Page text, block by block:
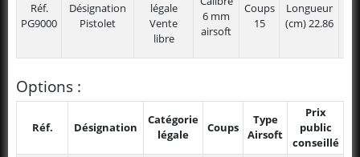
Réf.
PG9000
Désignation
Pistolet
légale
Vente
libre
6 mm
airsoft
Coups
15
Longueur
(cm)22.86
Options :
Réf. Désignation
Catégorie
légale
Coups
Type
Airsoft
Prix
public
conseillé